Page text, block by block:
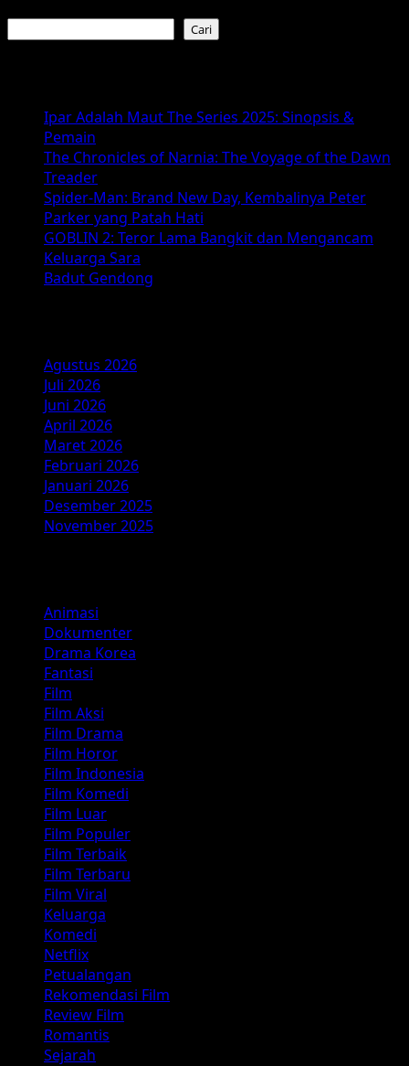
dan
Keluarga
Lewat
Coco
–
Film
Animasi
yang
Menginspirasi
Cari
Ipar Adalah Maut The Series 2025: Sinopsis &
Pemain
The Chronicles of Narnia: The Voyage of the Dawn
Treader
Spider-Man: Brand New Day, Kembalinya Peter
Parker yang Patah Hati
GOBLIN 2: Teror Lama Bangkit dan Mengancam
Keluarga Sara
Badut Gendong
Agustus 2026
Juli 2026
Juni 2026
April 2026
Maret 2026
Februari 2026
Januari 2026
Desember 2025
November 2025
Animasi
Dokumenter
Drama Korea
Fantasi
Film
Film Aksi
Film Drama
Film Horor
Film Indonesia
Film Komedi
Film Luar
Film Populer
Film Terbaik
Film Terbaru
Film Viral
Keluarga
Komedi
Netflix
Petualangan
Rekomendasi Film
Review Film
Romantis
Sejarah